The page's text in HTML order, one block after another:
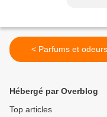
< Parfums et odeurs
Hébergé par Overblog
Top articles